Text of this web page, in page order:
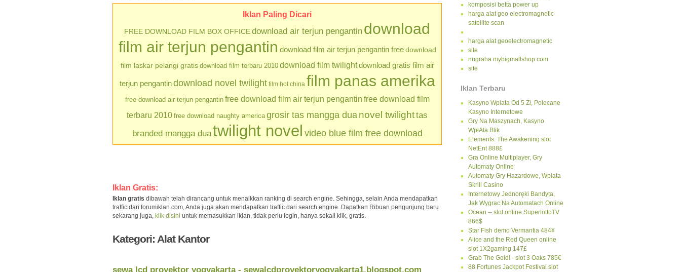
komposisi betta power up
harga alat geo electromagnetic
satellite scan
harga alat geoelectromagnetic
site
nugraha mybigmallshop.com
site
Iklan Terbaru
Kasyno Wplata Od 5 Zl, Polecane
Kasyno Internetowe
Gry Na Maszynach, Kasyno
WpłAta Blik
Elements: The Awakening slot
NetEnt 888£
Gra Online Multiplayer, Gry
Automaty Online
Automaty Gry Hazardowe, Wpłata
Skrill Casino
Internetowy Jednoręki Bandyta,
Jak Wygrac Na Automatach Online
Ocean -- slot online SuperlottoTV
866$
Star Fish demo Vermantia 484¥
Alice and the Red Queen online
slot 1X2gaming 147£
Grab The Gold! - slot 3 Oaks 785€
88 Fortunes Jackpot Festival slot
Iklan Paling Dicari
FREE DOWNLOAD FILM BOX OFFICEdownload air terjun pengantin download
film air terjun pengantin download film air terjun pengantin free download
film laskar pelangi gratis download film terbaru 2010 download film twilight download gratis film air
terjun pengantin download novel twilight film hot china film panas amerika
free download air terjun pengantin free download film air terjun pengantin free download film
terbaru 2010 free download naughty america grosir tas mangga dua novel twilighttas
branded mangga duatwilight novel video blue film free download
Iklan Gratis:
Iklan gratis dibawah telah dirancang untuk menaikkan ranking di search engine. Sehingga, selain Anda mendapatkan
traffic dari forumiklan.com, Anda juga akan mendapatkan traffic dari search engine. Dapatkan Ribuan pengunjung baru
sekarang juga, klik disini untuk memasukkan iklan, tidak perlu login, hanya sekali klik, gratis.
Kategori: Alat Kantor
sewa lcd proyektor yogyakarta - sewalcdproyektoryogyakarta1.blogspot.com